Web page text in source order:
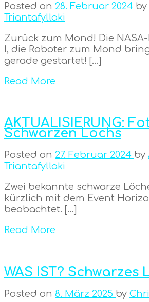
Posted on 28. Februar 2024 by
Triantafyllaki
Zurück zum Mond! Die NASA-
I, die Roboter zum Mond
gerade gestartet! […]
Read More
AKTUALISIERUNG:
Schwarzen Lochs
Posted on 27. Februar 2024 by
Triantafyllaki
Zwei bekannte schwarze
kürzlich mit dem Event
beobachtet. […]
Read More
WAS IST? Schwarzes
Posted on 8. März 2025 by